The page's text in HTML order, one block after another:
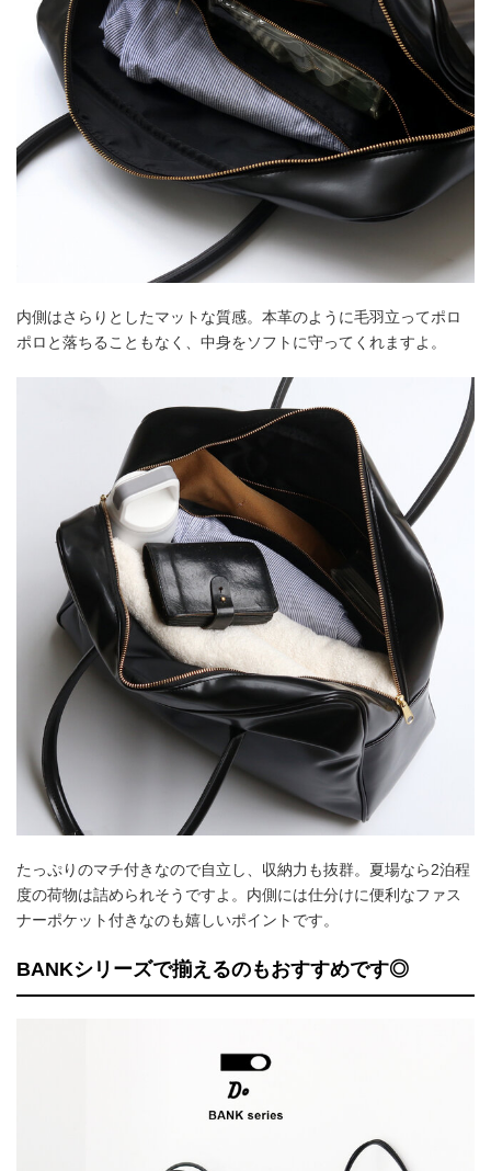
内側はさらりとしたマットな質感。本革のように毛羽立ってポロ
ポロと落ちることもなく、中身をソフトに守ってくれますよ。
たっぷりのマチ付きなので自立し、収納力も抜群。夏場なら2泊程
度の荷物は詰められそうですよ。内側には仕分けに便利なファス
ナーポケット付きなのも嬉しいポイントです。
BANKシリーズで揃えるのもおすすめです◎